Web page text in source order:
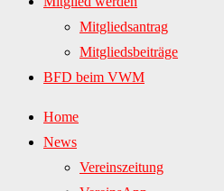
Mitgliedsantrag
Mitgliedsbeiträge
BFD beim VWM
Home
News
Vereinszeitung